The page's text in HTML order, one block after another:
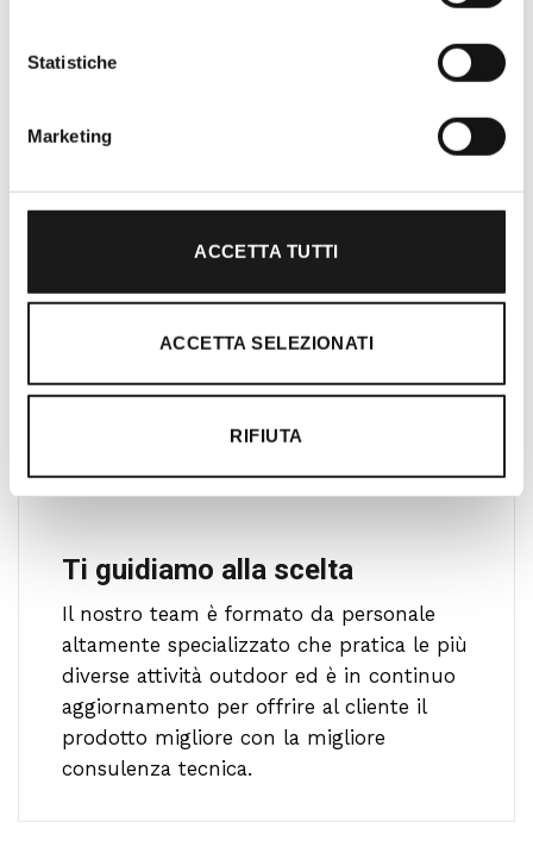
Statistiche
Marketing
ACCETTA TUTTI
ACCETTA SELEZIONATI
RIFIUTA
per amanti dell’outdoor a Roma e nel
clienti con professionalità, rendendo
gratificante.
Ti guidiamo alla scelta
Il nostro team è formato da personale
altamente specializzato che pratica le più
diverse attività outdoor ed è in continuo
aggiornamento per offrire al cliente il
prodotto migliore con la migliore
consulenza tecnica.